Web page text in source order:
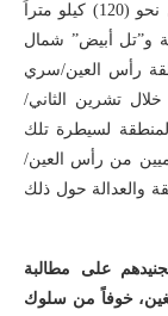
منطقة حدودية واسعة شمال شرقي سوريا بطول نحو (120) كيلو متراً
و”تل أبيض” شمال
رأس العين/سري
تشرين الثاني/
المنطقة لسيطرة تلك
من رأس العين/
والعدالة حول ذلك
على مطالبة
خوفاً من سلوك